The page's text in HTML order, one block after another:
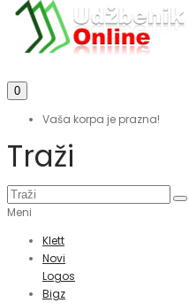
0
Vaša korpa je prazna!
Traži
Meni
Klett
Novi
Logos
Bigz